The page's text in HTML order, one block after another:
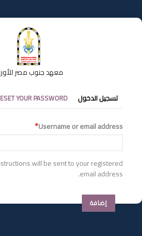
إلى
المحتوى
معهد جنوب مصر
التبويبات
الأساسية
تسجيل الدخول YOUR PASSWORD
Username or email address
will be sent to your registered
email address.